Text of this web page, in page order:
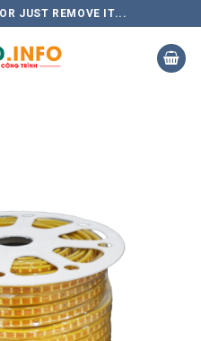
JUST REMOVE IT...